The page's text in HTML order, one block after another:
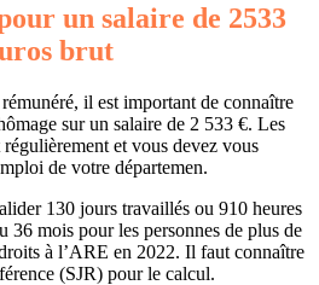
un salaire de 2533
brut
il est important de connaître
sur un salaire de 2 533 €. Les
et vous devez vous
de votre départemen.
130 jours travaillés ou 910 heures
36 mois pour les personnes de plus de
à l’ARE en 2022. Il faut connaître
(SJR) pour le calcul.